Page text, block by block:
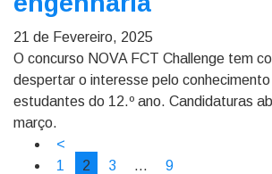
21 de Fevereiro, 2025
O concurso NOVA FCT Challenge tem
despertar o interesse pelo
estudantes do 12.º ano. Candidaturas
março.
<
1
2 3 …
9